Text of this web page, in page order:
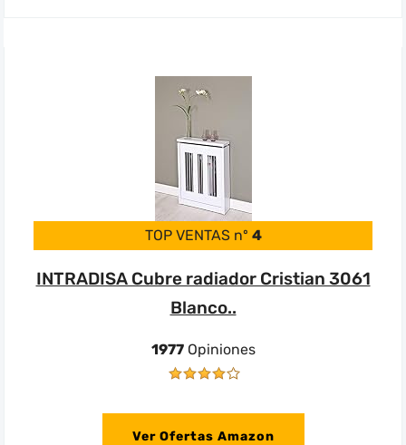
TOP VENTAS nº 4
INTRADISA Cubre radiador Cristian 3061
Blanco..
1977Opiniones
Ver Ofertas Amazon